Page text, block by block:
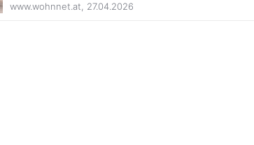
www.wohnnet.at 27.04.2026